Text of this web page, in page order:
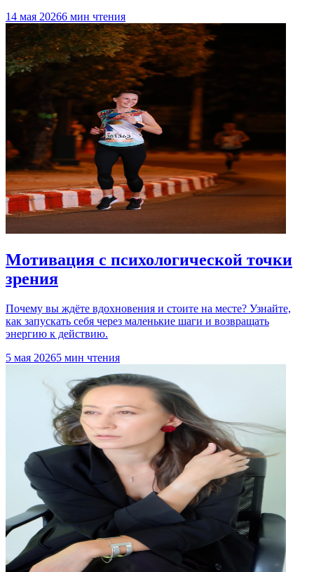
14 мая 20266 мин чтения
Мотивация с психологической точки
зрения
Почему вы ждёте вдохновения и стоите на месте? Узнайте,
как запускать себя через маленькие шаги и возвращать
энергию к действию.
5 мая 20265 мин чтения